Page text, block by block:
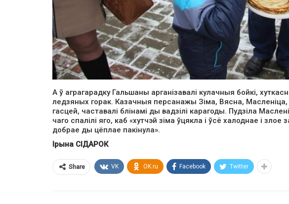
А ў аграгарадку Гальшаны арганізавалі кулачныя бойкі,
ледзяных горак. Казачныя персанажы Зіма, Вясна, Масленіца,
гасцей, частавалі блінамі ды вадзілі карагоды. Пудзіла
чаго спалілі яго, каб «хутчэй зіма ўцякла і ўсё халоднае і
добрае ды цёплае пакінула».
Ірына СІДАРОК
Share VK OK.ru Facebook Twitter